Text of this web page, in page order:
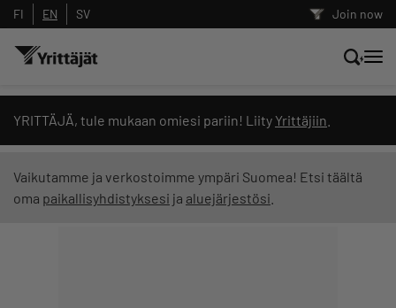
Join now
FI EN SV
YRITTÄJÄ, tule mukaan omiesi pariin! Liity Yrittäjiin
Vaikutamme ja verkostoimme ympäri Suomea! Etsi täältä
oma paikallisyhdistyksesi ja aluejärjestösi
Search news, content and training